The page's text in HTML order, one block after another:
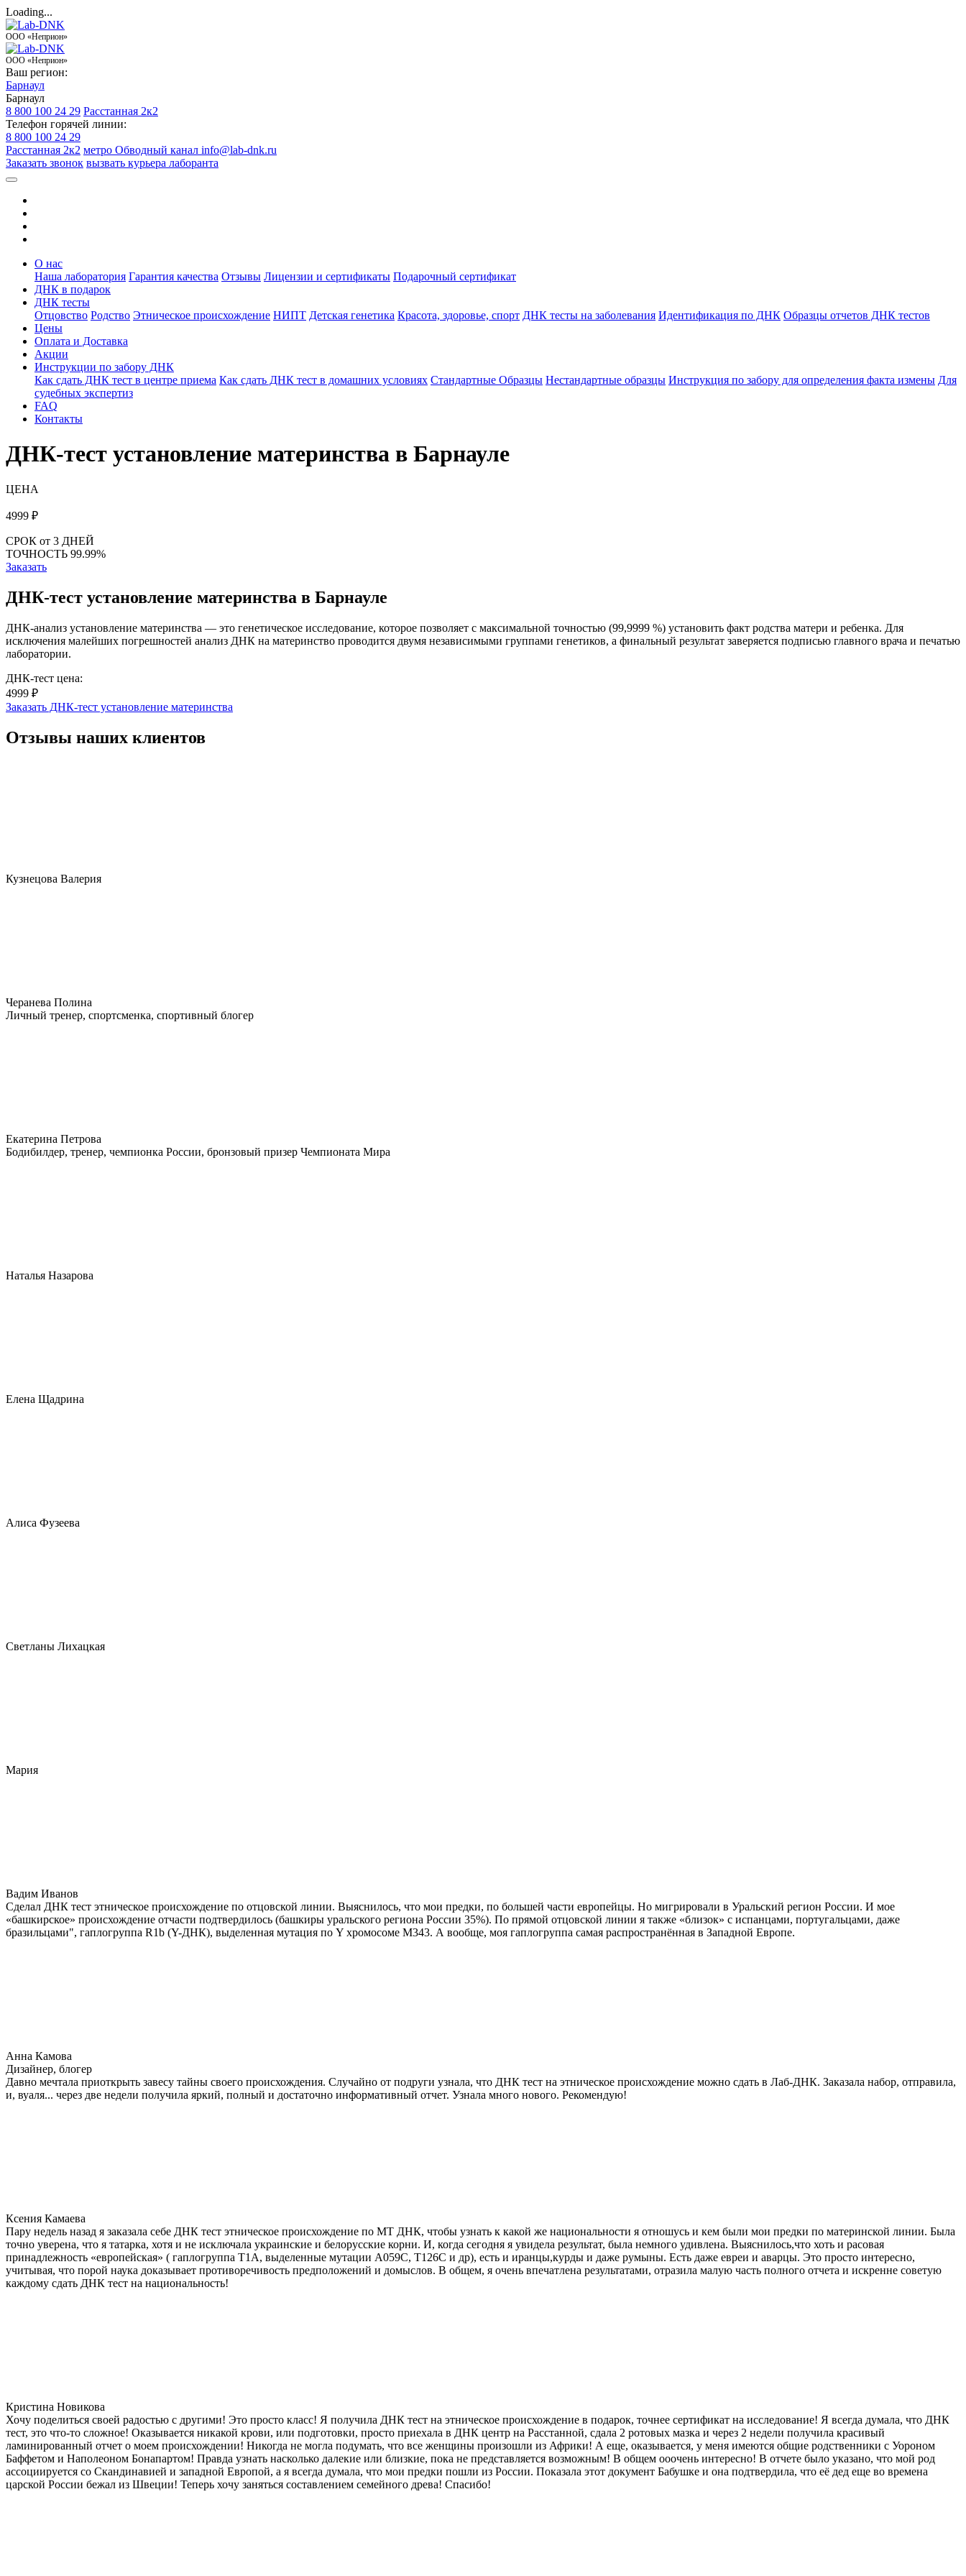
Loading...
ООО «Неприон»
ООО «Неприон»
Ваш регион:
Барнаул
Барнаул
8 800 100 24 29 Расстанная 2к2
Телефон горячей линии:
8 800 100 24 29
Расстанная 2к2 метро Обводный канал info@lab-dnk.ru
Заказать звонок вызвать курьера лаборанта
О нас
Наша лаборатория Гарантия качества Отзывы Лицензии и сертификаты Подарочный сертификат
ДНК в подарок
ДНК тесты
Отцовство Родство Этническое происхождение НИПТ Детская генетика Красота, здоровье, спорт ДНК тесты на заболевания Идентификация по ДНК Образцы отчетов ДНК тестов
Цены
Оплата и Доставка
Акции
Инструкции по забору ДНК
Как сдать ДНК тест в центре приема Как сдать ДНК тест в домашних условиях Стандартные Образцы Нестандартные образцы Инструкция по забору для определения факта измены Для
судебных экспертиз
FAQ
Контакты
ДНК-тест установление материнства в Барнауле
ЦЕНА
4999 ₽
СРОК от 3 ДНЕЙ
ТОЧНОСТЬ 99.99%
Заказать
ДНК-тест установление материнства в Барнауле
ДНК-анализ установление материнства — это генетическое исследование, которое позволяет с максимальной точностью (99,9999 %) установить факт родства матери и ребенка. Для
исключения малейших погрешностей анализ ДНК на материнство проводится двумя независимыми группами генетиков, а финальный результат заверяется подписью главного врача и печатью
лаборатории.
ДНК-тест цена:
4999 ₽
Заказать ДНК-тест установление материнства
Отзывы наших клиентов
Кузнецова Валерия
Черанева Полина
Личный тренер, спортсменка, спортивный блогер
Екатерина Петрова
Бодибилдер, тренер, чемпионка России, бронзовый призер Чемпионата Мира
Наталья Назарова
Елена Щадрина
Алиса Фузеева
Светланы Лихацкая
Мария
Вадим Иванов
Сделал ДНК тест этническое происхождение по отцовской линии. Выяснилось, что мои предки, по большей части европейцы. Но мигрировали в Уральский регион России. И мое
«башкирское» происхождение отчасти подтвердилось (башкиры уральского региона России 35%). По прямой отцовской линии я также «близок» с испанцами, португальцами, даже
бразильцами", гаплогруппа R1b (Y-ДНК), выделенная мутация по Y хромосоме М343. А вообще, моя гаплогруппа самая распространённая в Западной Европе.
Анна Камова
Дизайнер, блогер
Давно мечтала приоткрыть завесу тайны своего происхождения. Случайно от подруги узнала, что ДНК тест на этническое происхождение можно сдать в Лаб-ДНК. Заказала набор, отправила,
и, вуаля... через две недели получила яркий, полный и достаточно информативный отчет. Узнала много нового. Рекомендую!
Ксения Камаева
Пару недель назад я заказала себе ДНК тест этническое происхождение по МТ ДНК, чтобы узнать к какой же национальности я отношусь и кем были мои предки по материнской линии. Была
точно уверена, что я татарка, хотя и не исключала украинские и белорусские корни. И, когда сегодня я увидела результат, была немного удивлена. Выяснилось,что хоть и расовая
принадлежность «европейская» ( гаплогруппа T1A, выделенные мутации A059C, T126C и др), есть и иранцы,курды и даже румыны. Есть даже евреи и аварцы. Это просто интересно,
учитывая, что порой наука доказывает противоречивость предположений и домыслов. В общем, я очень впечатлена результатами, отразила малую часть полного отчета и искренне советую
каждому сдать ДНК тест на национальность!
Кристина Новикова
Хочу поделиться своей радостью с другими! Это просто класс! Я получила ДНК тест на этническое происхождение в подарок, точнее сертификат на исследование! Я всегда думала, что ДНК
тест, это что-то сложное! Оказывается никакой крови, или подготовки, просто приехала в ДНК центр на Расстанной, сдала 2 ротовых мазка и через 2 недели получила красивый
ламинированный отчет о моем происхождении! Никогда не могла подумать, что все женщины произошли из Африки! А еще, оказывается, у меня имеются общие родственники с Уороном
Баффетом и Наполеоном Бонапартом! Правда узнать насколько далекие или близкие, пока не представляется возможным! В общем ооочень интересно! В отчете было указано, что мой род
ассоциируется со Скандинавией и западной Европой, а я всегда думала, что мои предки пошли из России. Показала этот документ Бабушке и она подтвердила, что её дед еще во времена
царской России бежал из Швеции! Теперь хочу заняться составлением семейного древа! Спасибо!